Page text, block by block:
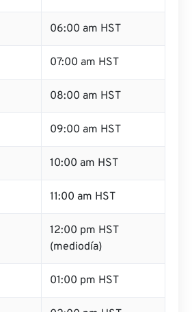
06:00 am HST
07:00 am HST
08:00 am HST
09:00 am HST
10:00 am HST
11:00 am HST
12:00 pm HST
(mediodía)
01:00 pm HST